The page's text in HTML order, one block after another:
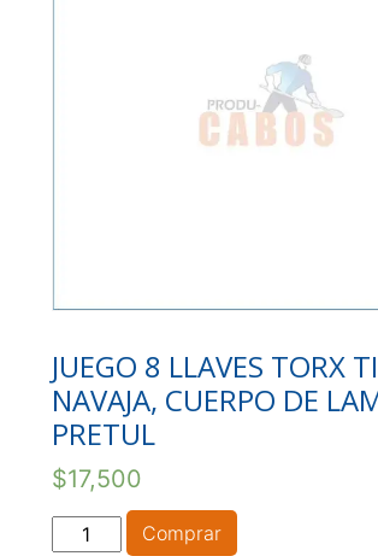
JUEGO 8 LLAVES TORX
NAVAJA, CUERPO DE
PRETUL
$17,500
JUEGO
Comprar